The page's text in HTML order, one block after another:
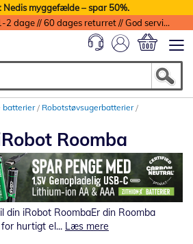
Nedis myggefælde – spar 50%.
Billig fragt // Levering 1-2 dage // 60 dages returret // God service med garanti
batterier
Robotstøvsugerbatterier
Roomba
din iRobot RoombaEr din Roomba
hurtigt el... Læs mere